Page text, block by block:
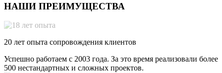
НАШИ ПРЕИМУЩЕСТВА
20 лет опыта сопровождения клиентов
Успешно работаем с 2003 года. За это время реализовали более
500 нестандартных и сложных проектов.